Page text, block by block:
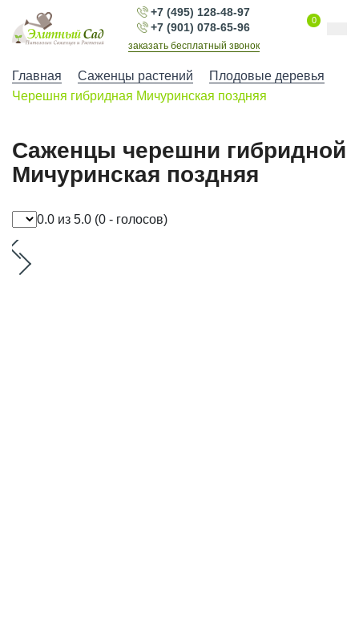
+7 (495) 128-48-97
+7 (901) 078-65-96
заказать бесплатный звонок
0
Главная Саженцы растений
Плодовые деревья
Черешня гибридная Мичуринская поздняя
Саженцы черешни гибридной
Мичуринская поздняя
0.0 из 5.0 (0 - голосов)